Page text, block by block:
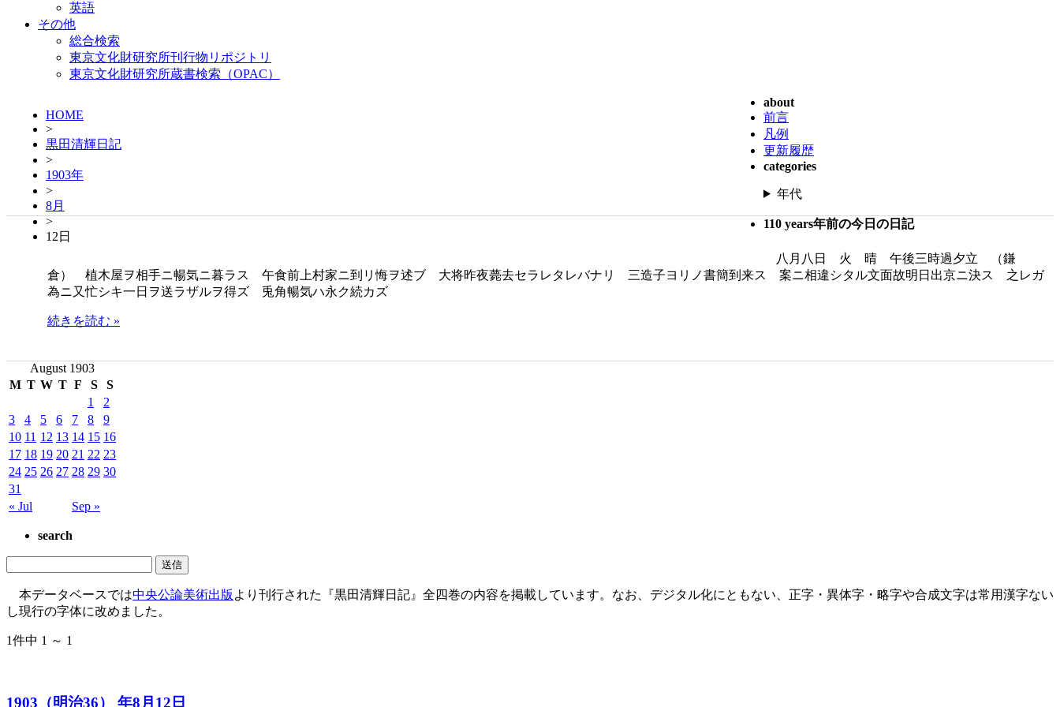
英語
その他
総合検索
東京文化財研究所刊行物リポジトリ
東京文化財研究所蔵書検索（OPAC）
HOME
>
黒田清輝日記
>
1903年
>
8月
>
12日
about
前言
凡例
更新履歴
categories
年代
110 years年前の今日の日記
八月八日 火 晴 午後三時過夕立 （鎌
倉） 植木屋ヲ相手ニ暢気ニ暮ラス 午食前上村家ニ到リ悔ヲ述ブ 大将昨夜薨去セラレタレバナリ 三造子ヨリノ書簡到来ス 案ニ相違シタル文面故明日出京ニ決ス 之レガ
為ニ又忙シキ一日ヲ送ラザルヲ得ズ 兎角暢気ハ永ク続カズ
続きを読む »
August 1903
M T W T F S S
« Jul Sep »
1
2
3
4 5 6 7 8
9
10 11 12 13 14 15 16
17 18 19 20 21 22 23
24 25 26 27 28 29 30
31
search
本データベースでは中央公論美術出版 より刊行された『黒田清輝日記』全四巻の内容を掲載しています。なお、デジタル化にともない、正字・異体字・略字や合成文字は常用漢字ない
し現行の字体に改めました。
1件中 1 ～ 1
1903（明治36） 年8月12日